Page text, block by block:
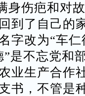
伤疤和对
到了自己
字改为“车
是不忘党和
业生产合作
书，不管是